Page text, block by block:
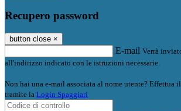
Recupero password
button close ×
E-mail Verrà
all'indirizzo indicato con le istruzioni necessarie.
Non hai una e-mail associata al nome utente? Effettua
tramite la Login Spaggiari